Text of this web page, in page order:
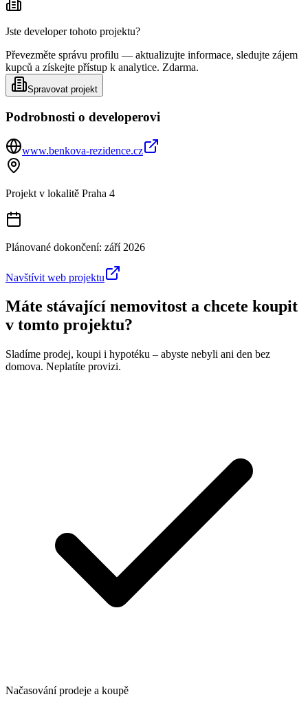
Jste developer tohoto projektu?
Převezměte správu profilu — aktualizujte informace, sledujte zájem
kupců a získejte přístup k analytice. Zdarma.
Spravovat projekt
Podrobnosti o developerovi
www.benkova-rezidence.cz
Projekt v lokalitě Praha 4
Plánované dokončení: září 2026
Navštívit web projektu
Máte stávající nemovitost a chcete koupit
v tomto projektu?
Sladíme prodej, koupi i hypotéku – abyste nebyli ani den bez
domova. Neplatíte provizi.
Načasování prodeje a koupě